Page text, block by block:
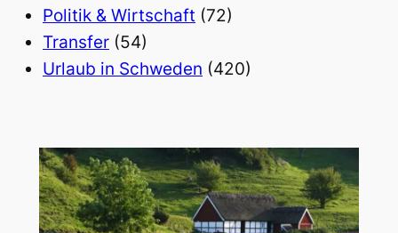
Politik & Wirtschaft (72)
Transfer (54)
Urlaub in Schweden (420)